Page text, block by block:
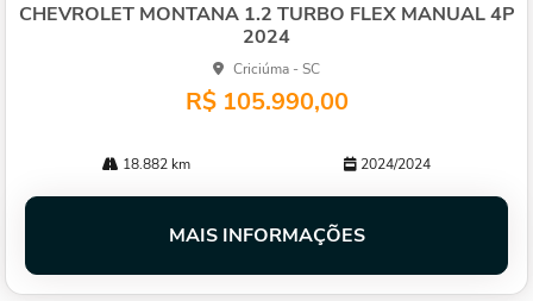
CHEVROLET MONTANA 1.2 TURBO FLEX MANUAL 4P
2024
Criciúma - SC
R$ 105.990,00
18.882 km 2024/2024
MAIS INFORMAÇÕES